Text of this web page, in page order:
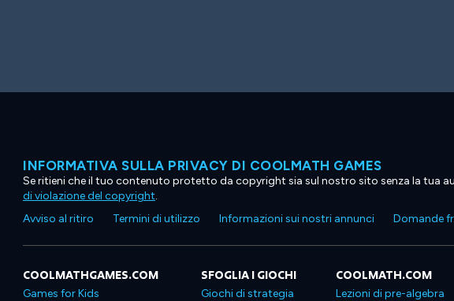
INFORMATIVA SULLA PRIVACY DI COOLMATH GAMES
Se ritieni che il tuo contenuto protetto da copyright sia sul nostro sito senza la tua
di violazione del copyright.
Avviso al ritiro
Termini di utilizzo Informazioni sui nostri annunci Domande
COOLMATHGAMES.COM
Games for Kids
SFOGLIA I GIOCHI
Giochi di strategia
COOLMATH.COM
Lezioni di pre-algebra